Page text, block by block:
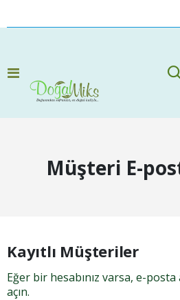
Navigasyon
aç/kapat
Müşteri E-
Kayıtlı Müşteriler
Eğer bir hesabınız varsa, e-
açın.